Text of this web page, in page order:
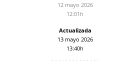
12 mayo 2026
12:01h
Actualizada
13 mayo 2026
13:40h